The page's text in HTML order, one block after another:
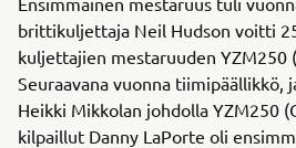
brittikuljettaja Neil Hudson voitti
kuljettajien mestaruuden YZM250
Seuraavana vuonna tiimipäällikkö,
Heikki Mikkolan johdolla YZM250
kilpaillut Danny LaPorte oli